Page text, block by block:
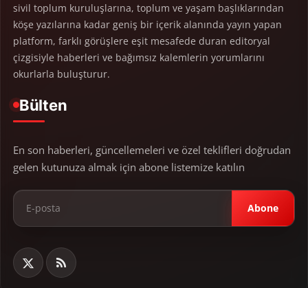
sivil toplum kuruluşlarına, toplum ve yaşam başlıklarından
köşe yazılarına kadar geniş bir içerik alanında yayın yapan
platform, farklı görüşlere eşit mesafede duran editoryal
çizgisiyle haberleri ve bağımsız kalemlerin yorumlarını
okurlarla buluşturur.
Bülten
En son haberleri, güncellemeleri ve özel teklifleri doğrudan
gelen kutunuza almak için abone listemize katılın
Abone